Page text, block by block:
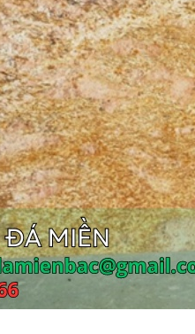
Tạo
Xứng
Xứng
Xuyên Sáng
Đối Xứng
Onyx
Cấp
giỏ hàng.